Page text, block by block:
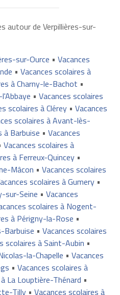
autour de Verpillières-sur-
sur-Ource • Vacances
• Vacances scolaires à
à Charny-le-Bachot •
• Vacances scolaires
scolaires à Clérey• Vacances
scolaires à Avant-lès-
à Barbuise • Vacances
Vacances scolaires à
à Ferreux-Quincey•
Mâcon • Vacances scolaires
scolaires à Gumery•
sur-Seine • Vacances
scolaires à Nogent-
à Périgny-la-Rose •
Barbuise • Vacances scolaires
scolaires à Saint-Aubin •
la-Chapelle • Vacances
• Vacances scolaires à
La Louptière-Thénard •
Tilly• Vacances scolaires à